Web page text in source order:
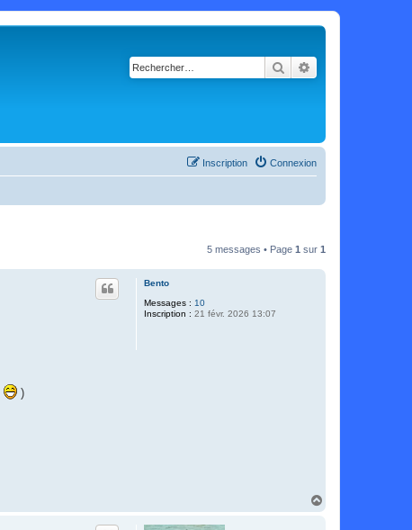
Rechercher
Connexion
Inscription
5 messages • Page 1 sur 1
Bento
Messages : 10
Inscription : 21 févr. 2026 13:07
)